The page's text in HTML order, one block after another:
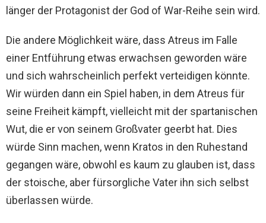
länger der Protagonist der God of War-Reihe sein wird.
Die andere Möglichkeit wäre, dass Atreus im Falle
einer Entführung etwas erwachsen geworden wäre
und sich wahrscheinlich perfekt verteidigen könnte.
Wir würden dann ein Spiel haben, in dem Atreus für
seine Freiheit kämpft, vielleicht mit der spartanischen
Wut, die er von seinem Großvater geerbt hat. Dies
würde Sinn machen, wenn Kratos in den Ruhestand
gegangen wäre, obwohl es kaum zu glauben ist, dass
der stoische, aber fürsorgliche Vater ihn sich selbst
überlassen würde.